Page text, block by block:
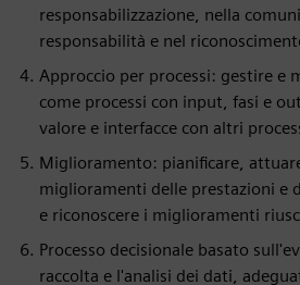
responsabilizzazione, nella
responsabilità e nel
Approccio per processi: gestire e
come processi con input, fasi e
valore e interfacce con altri
Miglioramento: pianificare,
miglioramenti delle prestazioni e
e riconoscere i miglioramenti
Processo decisionale basato
raccolta e l'analisi dei dati,